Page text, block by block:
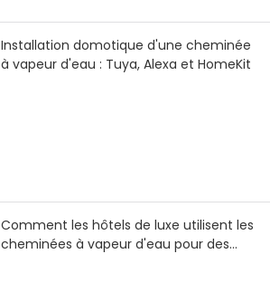
Installation domotique d'une cheminée
à vapeur d'eau : Tuya, Alexa et HomeKit
Comment les hôtels de luxe utilisent les
cheminées à vapeur d'eau pour des